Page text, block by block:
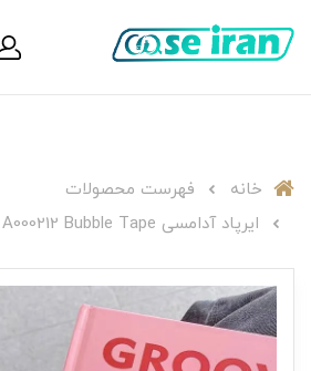
خانه
فهرست محصولات
ایرپاد آدامسی A000212 Bubble Tape